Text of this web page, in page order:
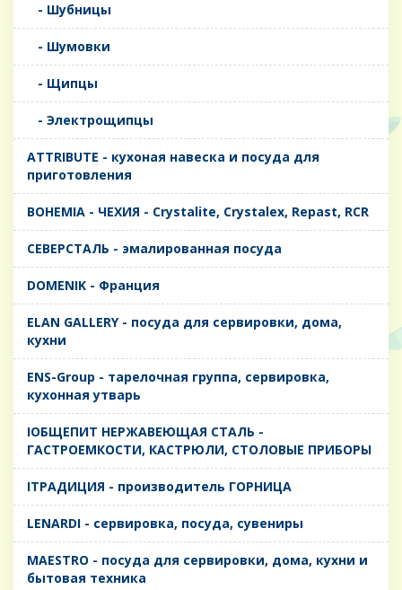
- Шубницы
- Шумовки
- Щипцы
- Электрощипцы
ATTRIBUTE - кухоная навеска и посуда для
приготовления
BOHEMIA - ЧЕХИЯ - Crystalite, Crystalex, Repast, RCR
CЕВЕРСТАЛЬ - эмалированная посуда
DOMENIK - Франция
ELAN GALLERY - посуда для сервировки, дома,
кухни
ENS-Group - тарелочная группа, сервировка,
кухонная утварь
IОБЩЕПИТ НЕРЖАВЕЮЩАЯ СТАЛЬ -
ГАСТРОЕМКОСТИ, КАСТРЮЛИ, СТОЛОВЫЕ ПРИБОРЫ
IТРАДИЦИЯ - производитель ГОРНИЦА
LENARDI - сервировка, посуда, сувениры
MAESTRO - посуда для сервировки, дома, кухни и
бытовая техника